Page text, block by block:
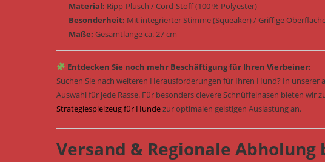
Material: Ripp-Plüsch / Cord-Stoff (100 % Polyester)
Besonderheit: Mit integrierter Stimme (Squeaker) / Griffige
Maße: Gesamtlänge ca. 27 cm
Entdecken Sie noch mehr Beschäftigung für Ihren Vierbeiner:
Suchen Sie nach weiteren Herausforderungen für Ihren Hund? In unserer
Auswahl für jede Rasse. Für besonders clevere Schnüffelnasen bieten wir
Strategiespielzeug für Hundezur optimalen geistigen Auslastung an.
Versand & Regionale